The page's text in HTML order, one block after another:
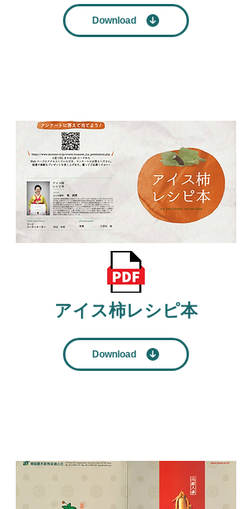
Download
アイス柿レシピ本
Download